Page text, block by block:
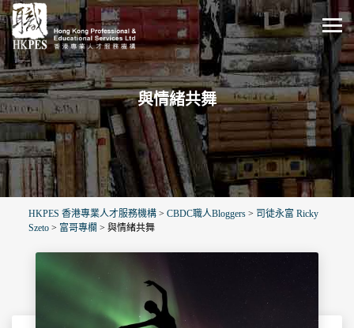
與情緒共舞
HKPES 香港專業人才服務機構 > CBDC職人Bloggers > 司徒永富 Ricky
Szeto > 富哥專欄 > 與情緒共舞